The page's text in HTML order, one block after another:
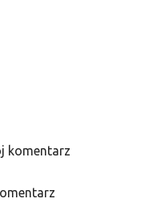
komentarz